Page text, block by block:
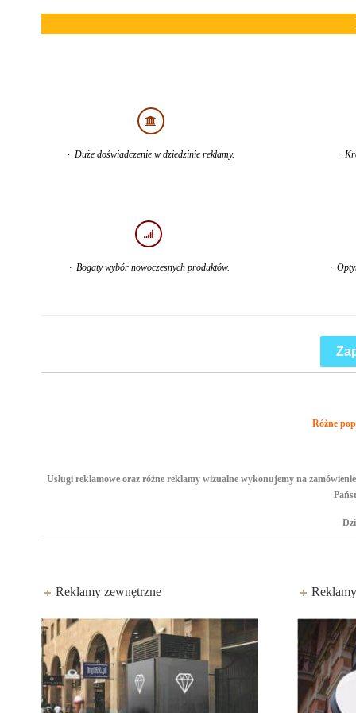
· Duże doświadczenie w dziedzinie reklamy. ·
· Bogaty wybór nowoczesnych produktów. ·
Różne
Usługi reklamowe oraz różne reklamy wizualne wykonujemy na
Reklamy zewnętrzne